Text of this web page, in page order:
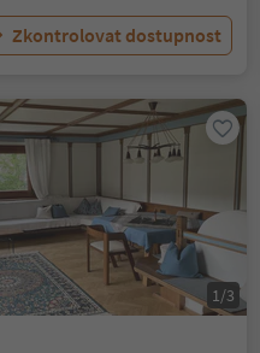
Zkontrolovat dostupnost
1/3